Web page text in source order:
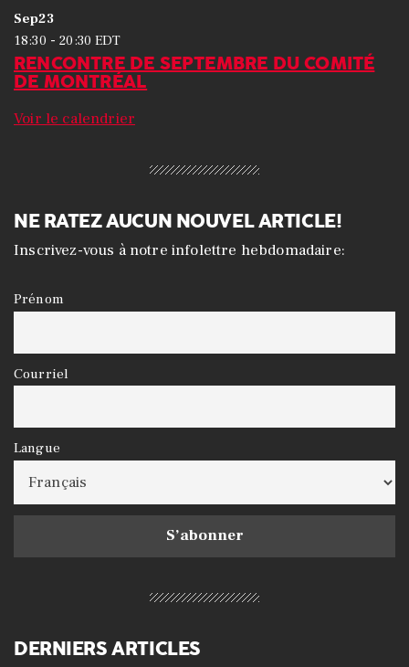
Sep23
18:30 -20:30 EDT
RENCONTRE DE SEPTEMBRE DU COMITÉ
DE MONTRÉAL
Voir le calendrier
NE RATEZ AUCUN NOUVEL ARTICLE!
Inscrivez-vous à notre infolettre hebdomadaire:
Prénom
Courriel
Langue
DERNIERS ARTICLES